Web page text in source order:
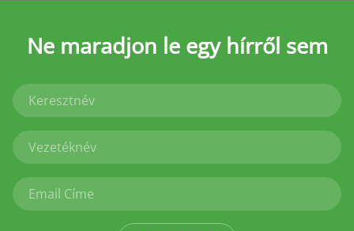
Ne maradjon le egy hírről sem